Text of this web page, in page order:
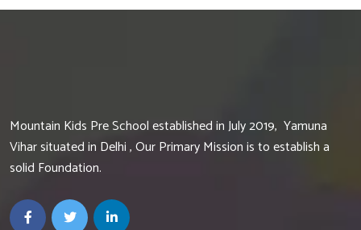
Mountain Kids Pre School established in July 2019, Yamuna
Vihar situated in Delhi , Our Primary Mission is to establish a
solid Foundation.